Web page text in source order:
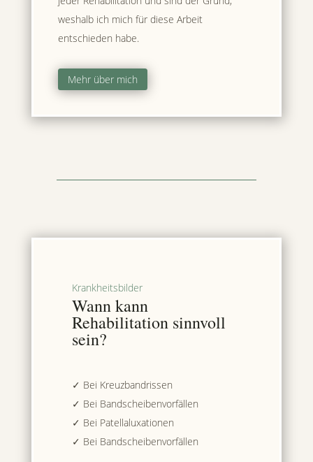
weshalb ich mich für diese Arbeit
entschieden habe.
Mehr über mich
Krankheitsbilder
Wann kann
Rehabilitation sinnvoll
sein?
✓ Bei Kreuzbandrissen
✓ Bei Bandscheibenvorfällen
✓ Bei Patellaluxationen
✓ Bei Bandscheibenvorfällen